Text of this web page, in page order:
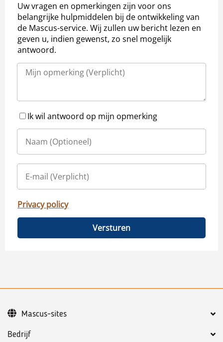
Uw vragen en opmerkingen zijn voor ons
belangrijke hulpmiddelen bij de ontwikkeling van
de Mascus-service. Wij zullen uw bericht lezen en
geven u, indien gewenst, zo snel mogelijk
antwoord.
Ik wil antwoord op mijn opmerking
Privacy policy
Versturen
Bedrijf
Mascus-sites